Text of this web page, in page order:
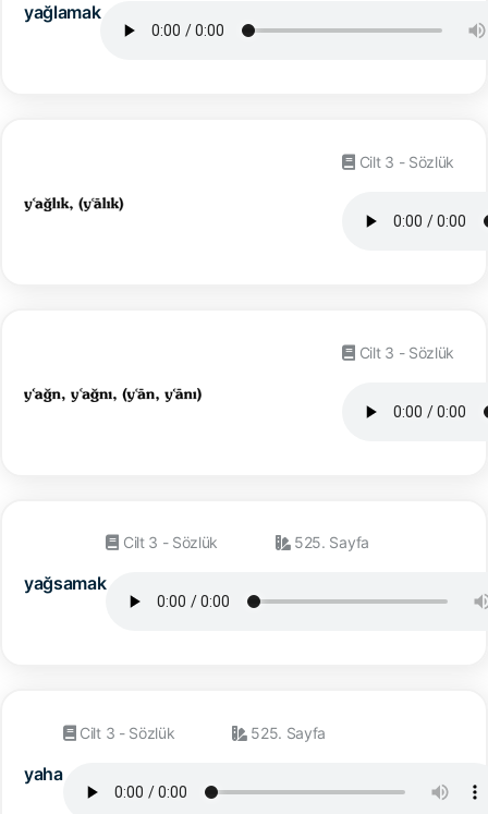
yağlamak
Cilt 3 - Sözlük
Cilt 3 - Sözlük
yağsamak
Cilt 3 - Sözlük 525. Sayfa
yaha
Cilt 3 - Sözlük 525. Sayfa